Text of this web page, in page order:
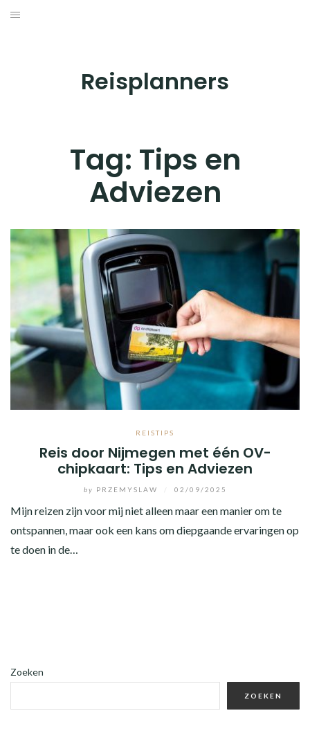
Skip
Reisplanners
Tag: Tips en
Adviezen
REISTIPS
Reis door Nijmegen met één OV-
chipkaart: Tips en Adviezen
by PRZEMYSLAW 02/09/2025
Mijn reizen zijn voor mij niet alleen maar een manier om te
ontspannen, maar ook een kans om diepgaande ervaringen op
te doen in de…
Zoeken
ZOEKEN